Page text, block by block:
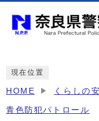
現在位置
HOME くらしの
青色防犯パトロール